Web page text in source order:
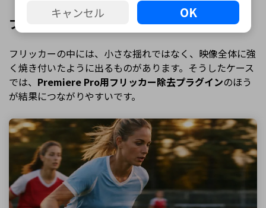
プラグインが向いている素材・シーン
フリッカーの中には、小さな揺れではなく、映像全体に強
く焼き付いたように出るものがあります。そうしたケース
では、 Premiere Pro用フリッカー除去プラグインのほう
が結果につながりやすいです。
キャンセル OK